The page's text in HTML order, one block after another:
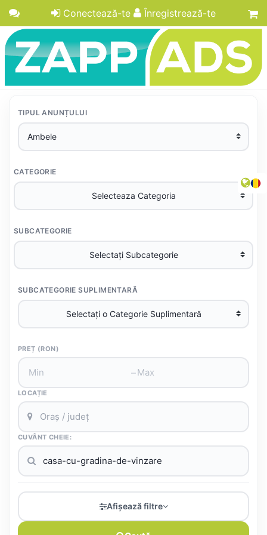
Conectează-te Înregistrează-te
TIPUL ANUNȚULUI
CATEGORIE
SUBCATEGORIE
SUBCATEGORIE SUPLIMENTARĂ
PREȚ (RON)
–
LOCAȚIE
CUVÂNT CHEIE:
Afișează filtre